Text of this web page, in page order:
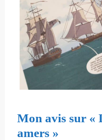
Mon avis sur «
amers »